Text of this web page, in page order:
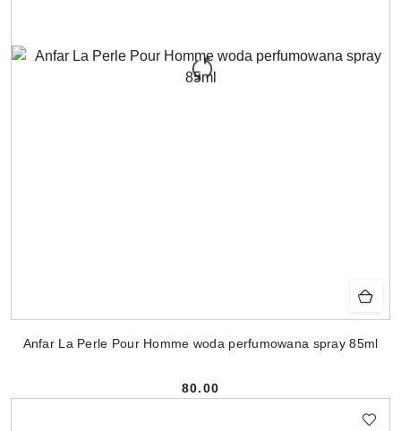
Anfar La Perle Pour Homme woda perfumowana spray 85ml
Cena:
80.00